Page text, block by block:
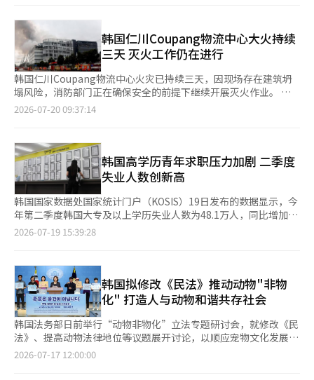
通过社交媒体（SNS）获取消费信息，在首尔圣水洞发现新品牌，
再前往明洞及百货商场完成购物，消费路径日趋成熟。其中，韩国
时尚品牌受到外籍游客青睐，在乐天百货外籍顾客购买量排名前15
位的品牌中，约27%为圣水洞热门韩国本土时
韩国仁川Coupang物流中心大火持续
三天 灭火工作仍在进行
韩国仁川Coupang物流中心火灾已持续三天，因现场存在建筑坍
塌风险，消防部门正在确保安全的前提下继续开展灭火作业。 据
仁川消防本部20日消息，位于仁川西海区石南洞的Coupang第32
放大量易燃物品，加之建筑内部结构复杂，导致灭火工作进展缓
慢。 目前，消防部门仍维持18日下午发布的国家消防动员令，共
调动消防车231辆、消防人员812人参与救援。为排出浓烟、开辟
灭火作业空间，消防人员19日对物流中心六层与坡
2026-07-20 09:37:14
韩国高学历青年求职压力加剧 二季度
失业人数创新高
韩国国家数据处国家统计门户（KOSIS）19日发布的数据显示，今
年第二季度韩国大专及以上学历失业人数为48.1万人，同比增加
3.9万人，创2021年以来同期最高水平。 从年龄来看，20至29岁失
85.5万人，同比增加1.1万人。 大专及以上学历失业率也有所上
升。第二季度相关失业率为3.0%，同比提高0.2个百分点。其中，
20至29岁失业率升至8.3%，同比提高0.6个百分点，为2021年以
来同期最高水平；30至39岁失业率为2.9%，同样提
2026-07-19 15:39:28
韩国拟修改《民法》推动动物"非物
化" 打造人与动物和谐共存社会
韩国法务部日前举行“动物非物化”立法专题研讨会，就修改《民
法》、提高动物法律地位等议题展开讨论，以顺应宠物文化发展和
社会对生命尊重意识不断提高的趋势。 此次研讨会旨在扩大社会
2026-07-17 12:00:00